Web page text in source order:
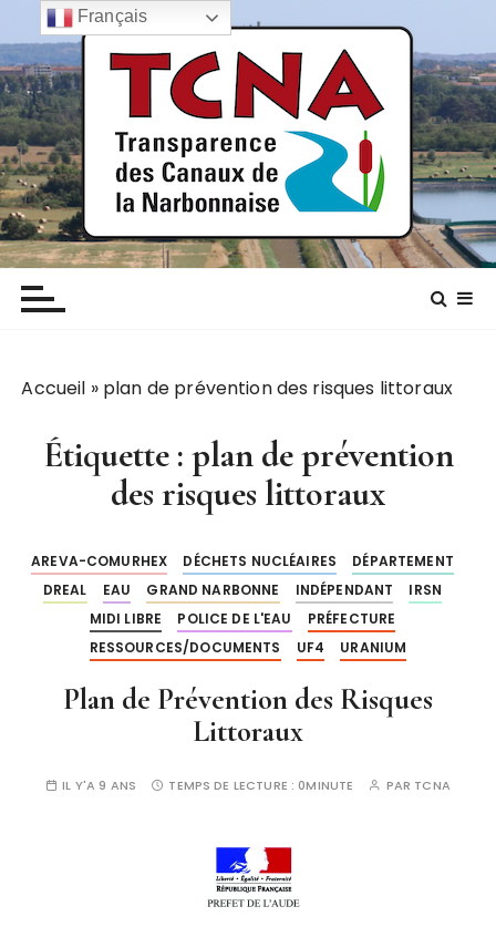
a
s
s
e
r
a
u
c
o TCNA NARBONNE
Transparence des canaux de la narbonnaise
Accueil » plan de prévention des risques littoraux
Étiquette : plan de prévention
des risques littoraux
AREVA-COMURHEX DÉCHETS NUCLÉAIRES
DÉPARTEMENT
DREAL
EAU GRAND NARBONNE INDÉPENDANT
IRSN
MIDI LIBRE
POLICE DE L'EAU
PRÉFECTURE
RESSOURCES/DOCUMENTS
UF4 URANIUM
Plan de Prévention des Risques
Littoraux
IL Y'A 9 ANS TEMPS DE LECTURE : 0MINUTE PAR TCNA
Français